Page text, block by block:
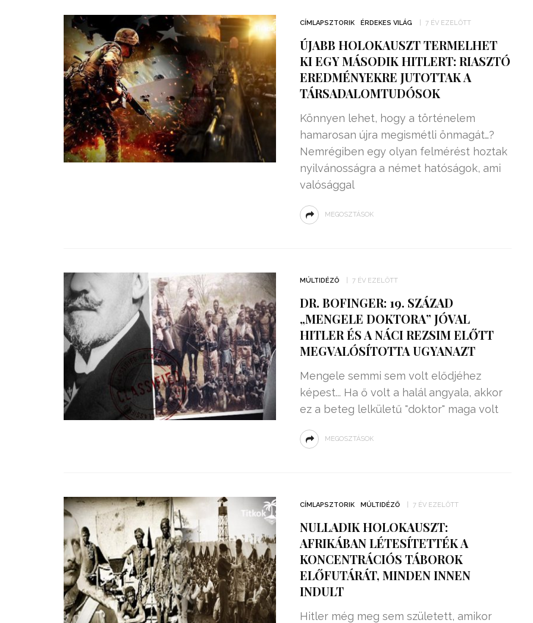
CÍMLAPSZTORIK ÉRDEKES VILÁG 7 ÉV EZELŐTT
ÚJABB HOLOKAUSZT TERMELHET
KI EGY MÁSODIK HITLERT: RIASZTÓ
EREDMÉNYEKRE JUTOTTAK A
TÁRSADALOMTUDÓSOK
Könnyen lehet, hogy a történelem
hamarosan újra megismétli önmagát…?
Nemrégiben egy olyan felmérést hoztak
nyilvánosságra a német hatóságok, ami
valósággal
MEGOSZTÁSOK
MÚLTIDÉZŐ 7 ÉV EZELŐTT
DR. BOFINGER: 19. SZÁZAD
„MENGELE DOKTORA” JÓVAL
HITLER ÉS A NÁCI REZSIM ELŐTT
MEGVALÓSÍTOTTA UGYANAZT
Mengele semmi sem volt elődjéhez
képest... Ha ő volt a halál angyala, akkor
ez a beteg lelkületű "doktor" maga volt
MEGOSZTÁSOK
CÍMLAPSZTORIK MÚLTIDÉZŐ 7 ÉV EZELŐTT
NULLADIK HOLOKAUSZT:
AFRIKÁBAN LÉTESÍTETTÉK A
KONCENTRÁCIÓS TÁBOROK
ELŐFUTÁRÁT, MINDEN INNEN
INDULT
Hitler még meg sem született, amikor